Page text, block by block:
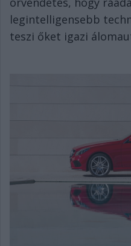
legintelligensebb
teszi őket igazi